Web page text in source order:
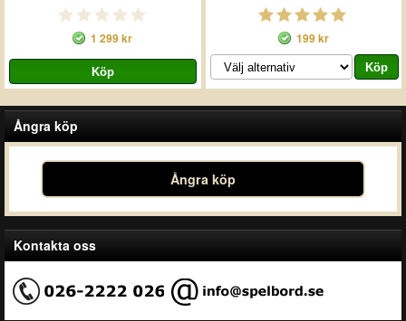
1 299 kr 199 kr
Ångra köp
Ångra köp
Kontakta oss